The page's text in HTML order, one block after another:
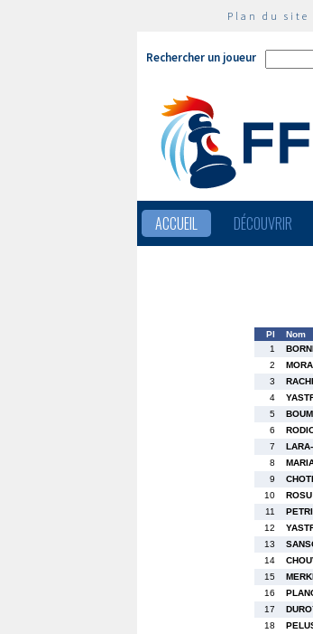
Plan du site
Rechercher un joueur
ACCUEIL DÉCOUVRIR
Pl Nom
1
2
3
4
5
6
7
8
9
10
11
12
13
14
15
16
17
18